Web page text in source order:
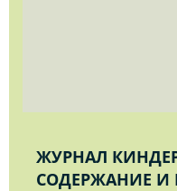
ЖУРНАЛ
СОДЕРЖАНИЕ И